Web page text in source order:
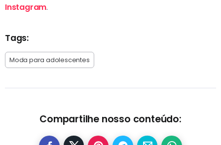
Instagram.
Tags:
Moda para adolescentes
Compartilhe nosso conteúdo: